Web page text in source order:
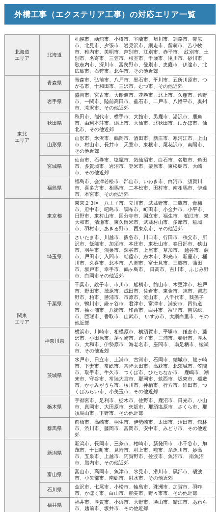
外構工事（エクステリア工事）の対応エリア一覧
北海道
エリア
北海道
札幌市、函館市、小樽市、室蘭市、旭川市、釧路市、帯広
市、北見市、夕張市、岩見沢市、網走市、留萌市、苫小牧
市、稚内市、美唄市、芦別市、江別市、赤平市、 紋別市、土
別市、名寄市、三笠市、根室市、千歳市、滝川市、砂川市、
歌志内市、深川市、富良野市、登別市、恵庭市、伊達市、北
広島市、石狩市、北斗市、その他近郊
東北
エリア
青森県
青森市、弘前市、八戸市、黒石市、平川市、五所川原市、つ
がる市、十和田市、三沢市、むつ市、その他近郊
岩手県
盛岡市、宮古市、大船渡市、花巻市、北上市、久慈市、遠野
市、一関市、陸前高田市、釜石市、二戸市、八幡平市、奥州
市、滝沢市、その他近郊
秋田県
秋田市、熊代市、横手市、大館市、男鹿市、湯沢市、鹿角
市、由利本荘市、潟上市、大仙市、北秋田市、にかほ市、仙
北市、その他近郊
山形県
山形市、米沢市、鶴岡市、酒田市、新庄市、寒河江市、上山
市、村山市、長井市、天童市、東根市、尾花沢市、南陽市、
その他近郊
宮城県
仙台市、石巻市、塩竈市、気仙沼市、白石市、名取市、角田
市、多賀城市、岩沼市、登米市、栗原市、東松島市、大崎
市、その他近郊
福島県
福島市、会津若松市、郡山市、いわき市、白河市、須賀川
市、喜多方市、相馬市、二本松市、田村市、南相馬市、伊達
市、本宮市、その他近郊
関東
エリア
東京都
東京２３区、八王子市、立川市、武蔵野市、三鷹市、青梅
市、府中市、昭島市、調布市、町田市、小金井市、小平市、
日野市、東村山市、国分寺市、国立市、福生市、 狛江市、東
大和市、清瀬市、東久留米市、武蔵村山市、多摩市、稲城
市、羽村市、あきる野市、西東京市、その他近郊
埼玉県
さいたま市、川越市、熊谷市、川口市、行田市、秩父市、所
沢市、飯能市、加須市、本庄市、東松山市、春日部市、狭山
市、羽生市、鴻巣市、深谷市、上尾市、草加市、 越谷市、蕨
市、戸田市、入間市、朝霞市、志木市、和光市、新座市、桶
川市、久喜市、北本市、八潮市、富士見市、三郷市、蒲田
市、坂戸市、幸手市、鶴ヶ島市、 日高市、吉川市、ふじみ野
市、白岡市その他近郊
千葉県
千葉市、銚子市、市川市、船橋市、館山市、木更津市、松戸
市、野田市、茂原市、成田市、佐倉市、東金市、旭市、習志
野市、柏市、勝浦市、市原市、流山市、 八千代市、我孫子
市、鴨川市、鎌ヶ谷市、君津市、富津市、浦安市、四街道
市、袖ヶ浦市、八街市、印西市、白井市、富里市、南房総
市、匝瑳市、香取市、山武市、 いすみ市、大綱白里市、その
他近郊
神奈川県
横浜市、川崎市、相模原市、横須賀市、平塚市、鎌倉市、藤
沢市、小田原市、茅ヶ崎市、逗子市、三浦市、秦野市、厚木
市、大和市、伊勢原市、海老名市、座間市、 南足柄市、綾瀬
市、その他近郊
茨城県
水戸市、日立市、土浦市、古河市、石岡市、結城市、龍ヶ崎
市、下妻市、常総市、常陸太田市、高萩市、北茨城市、笠間
市、取手市、牛久市、つくば市、ひたちなか市、 鹿嶋市、潮
来市、守谷市、常陸大宮市、那珂市、筑西市、坂東市、稲敷
市、かすみがうら市、桜川市、神栖市、行方市、鉾田市、つ
くばみらい市、小美玉市、その他近郊
栃木県
宇都宮市、足利市、栃木市、佐野市、鹿沼市、日光市、小山
市、真岡市、大田原市、矢坂市、那須塩原市、さくら市、那
須烏山市、下野市、その他近郊
群馬県
前橋市、高崎市、桐生市、伊勢崎市、太田市、沼田市、館林
市、渋川市、藤岡市、富岡市、安中市、みどり市、その他近
郊
新潟県
新潟市、長岡市、三条市、柏崎市、新発田市、小千谷市、加
茂市、十日町市、見附市、村上市、燕市、糸魚川市、妙高
市、五泉市、上越市、阿賀野市、佐渡市、魚沼市、 南魚沼
市、胎内市、その他近郊
富山県
富山市、高岡市、魚津市、氷見市、滑川市、黒部市、砺波
市、小矢部市、南砺市、射水市、その他近郊
石川県
金沢市、七尾市、小松市、輪島市、珠洲市、加賀市、羽咋
市、かほく市、白山市、能美市、野々市市、その他近郊
福井県
福井市、厚賀市、小浜市、大野市、勝山市、鯖江市、あわら
市、越前市、坂井市、その他近郊